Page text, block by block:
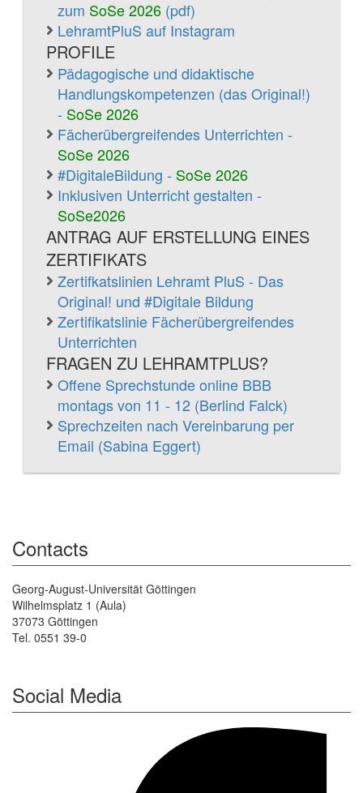
zum SoSe 2026 (pdf)
LehramtPluS auf Instagram
PROFILE
Pädagogische und didaktische
Handlungskompetenzen (das Original!)
- SoSe 2026
Fächerübergreifendes Unterrichten -
SoSe 2026
#DigitaleBildung - SoSe 2026
Inklusiven Unterricht gestalten -
SoSe2026
ANTRAG AUF ERSTELLUNG EINES
ZERTIFIKATS
Zertifkatslinien Lehramt PluS - Das
Original! und #Digitale Bildung
Zertifikatslinie Fächerübergreifendes
Unterrichten
FRAGEN ZU LEHRAMTPLUS?
Offene Sprechstunde online BBB
montags von 11 - 12 (Berlind Falck)
Sprechzeiten nach Vereinbarung per
Email (Sabina Eggert)
Contacts
Georg-August-Universität Göttingen
Wilhelmsplatz 1 (Aula)
37073 Göttingen
Tel. 0551 39-0
Social Media